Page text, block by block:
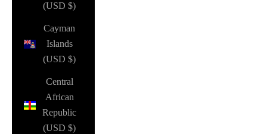
(USD $)
Cayman
Islands
(USD $)
Central
African
Republic
(USD $)